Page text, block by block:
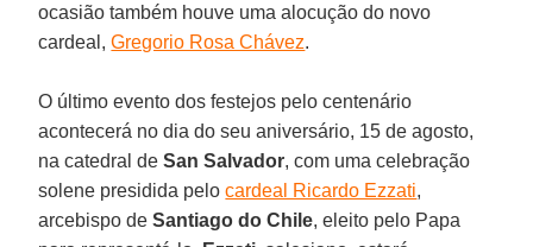
ocasião também houve uma alocução do novo
cardeal,Gregorio Rosa Chávez.
O último evento dos festejos pelo centenário
acontecerá no dia do seu aniversário, 15 de agosto,
na catedral deSan Salvador, com uma celebração
solene presidida pelocardeal Ricardo Ezzati,
arcebispo deSantiago do Chile, eleito pelo Papa